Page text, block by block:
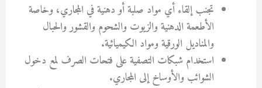
تجنب إلقاء أي مواد صلبة أو دهنية في المجاري، وخاصة
الأطعمة الدهنية والزيوت والشحوم والقشور والحبال
والمناديل الورقية ومواد الكيميائية.
استخدام شبكات التصفية على فتحات الصرف لمع دخول
الشوائب والأوساخ إلى المجاري.